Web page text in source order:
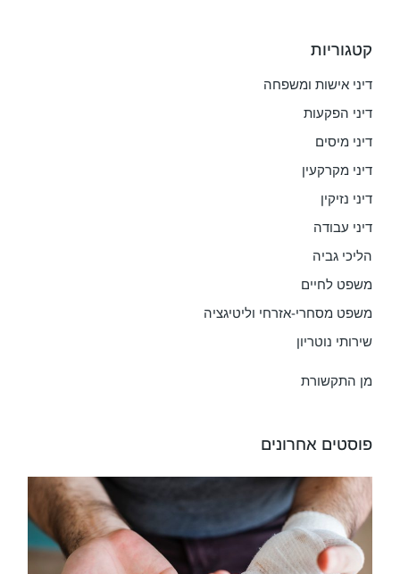
קטגוריות
דיני אישות ומשפחה
דיני הפקעות
דיני מיסים
דיני מקרקעין
דיני נזיקין
דיני עבודה
הליכי גביה
משפט לחיים
משפט מסחרי-אזרחי וליטיגציה
שירותי נוטריון
מן התקשורת
פוסטים אחרונים